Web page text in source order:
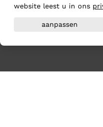
website leest u in ons
aanpassen